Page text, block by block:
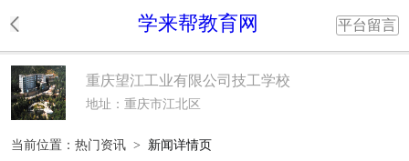
学来帮教育网 平台留言
重庆望江工业有限公司技工学校
地址：重庆市江北区
当前位置： 热门资讯 > 新闻详情页